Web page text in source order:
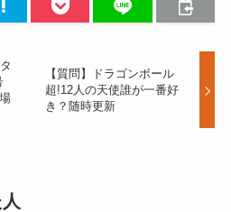
【質問】ドラゴンボール
超!12人の天使誰が一番好
き？随時更新